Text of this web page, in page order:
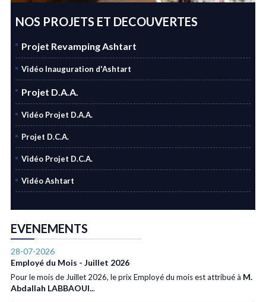
NOS PROJETS ET DECOUVERTES
Projet Revamping Ashtart
Vidéo Inauguration d'Ashtart
Projet D.A.A.
Vidéo Projet D.A.A.
Projet D.C.A.
Vidéo Projet D.C.A.
Vidéo Ashtart
EVENEMENTS
28-07-2026
Employé du Mois - Juillet 2026
Pour le mois de Juillet 2026, le prix Employé du mois est attribué à M.
Abdallah LABBAOUI...